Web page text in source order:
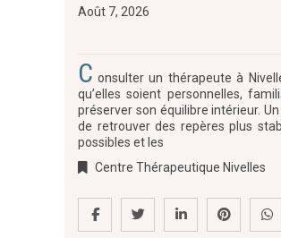
Août 7, 2026
C onsulter un thérapeute à
qu’elles soient personnelles,
préserver son équilibre intérieur.
de retrouver des repères plus
possibles et les
Centre Thérapeutique Nivelles